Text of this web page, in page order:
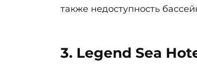
также недоступность
3. Legend Sea